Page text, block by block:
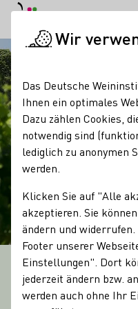
KULTUR,
13 Weinregionen
Wir
Das Deutsche
Ihnen ein optimales
Dazu zählen Cookies,
notwendig sind
lediglich zu anonymen
werden.
Klicken Sie auf "Alle
akzeptieren. Sie
ändern und
Footer unserer
Einstellungen". Dort
jederzeit ändern bzw.
werden auch ohne Ihr